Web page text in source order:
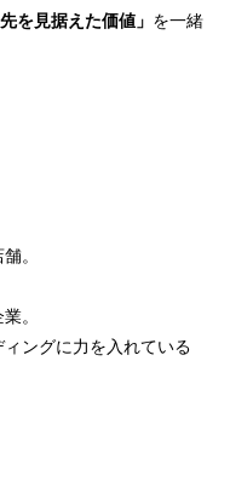
先を見据えた価値」 を一緒
。
。
ングに力を入れている